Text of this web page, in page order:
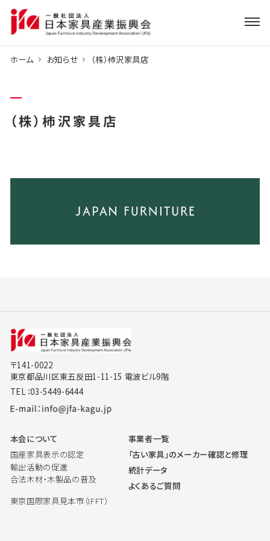
ホーム お知らせ （株）柿沢家具店
（株）柿沢家具店
〒141-0022
東京都品川区東五反田1-11-15 電波ビル9階
TEL：03-5449-6444
本会について
国産家具表示の認定
輸出活動の促進
合法木材・木製品の普及
東京国際家具見本市（IFFT）
事業者一覧
「古い家具」のメーカー確認と修理
統計データ
よくあるご質問